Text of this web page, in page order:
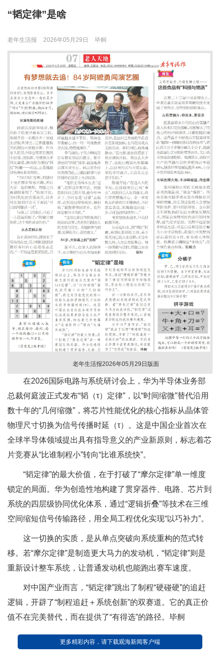
“韬定律”是啥
老年生活报 2026年05月29日 毕舸
老年生活报2026年05月29日版面
在2026国际电路与系统研讨会上，华为半导体业务部
总裁何庭波正式发布“韬（τ）定律”，以“时间缩微”替代沿用
数十年的“几何缩微”，将芯片性能优化的核心指标从晶体管
物理尺寸切换为信号传播时延（τ）。这是中国企业首次在
全球半导体领域提出具有指导意义的产业新原则，标志着芯
片竞赛从“比谁制程小”转向“比谁系统快”。
“韬定律”的最大价值，在于打破了“摩尔定律”单一维度
锁定的局面。华为创造性地构建了贯穿器件、电路、芯片到
系统的四层级协同优化体系，通过“逻辑折叠”等技术在三维
空间缩短信号传输路径，用全局工程优化实现“以巧补力”。
这一切换的实质，是从单点突破向系统重构的范式转
移。若“摩尔定律”是制造更大马力的发动机，“韬定律”则是
重新设计整车系统，让普通发动机也能跑出赛车速度。
对中国产业而言，“韬定律”跳出了制程“硬碰硬”的追赶
逻辑，开辟了“制程追赶＋系统创新”的双赛道。它的真正价
值不在完美替代，而在提供了“有得选”的路径。毕舸
更多精彩内容，请下载观海新闻客户端